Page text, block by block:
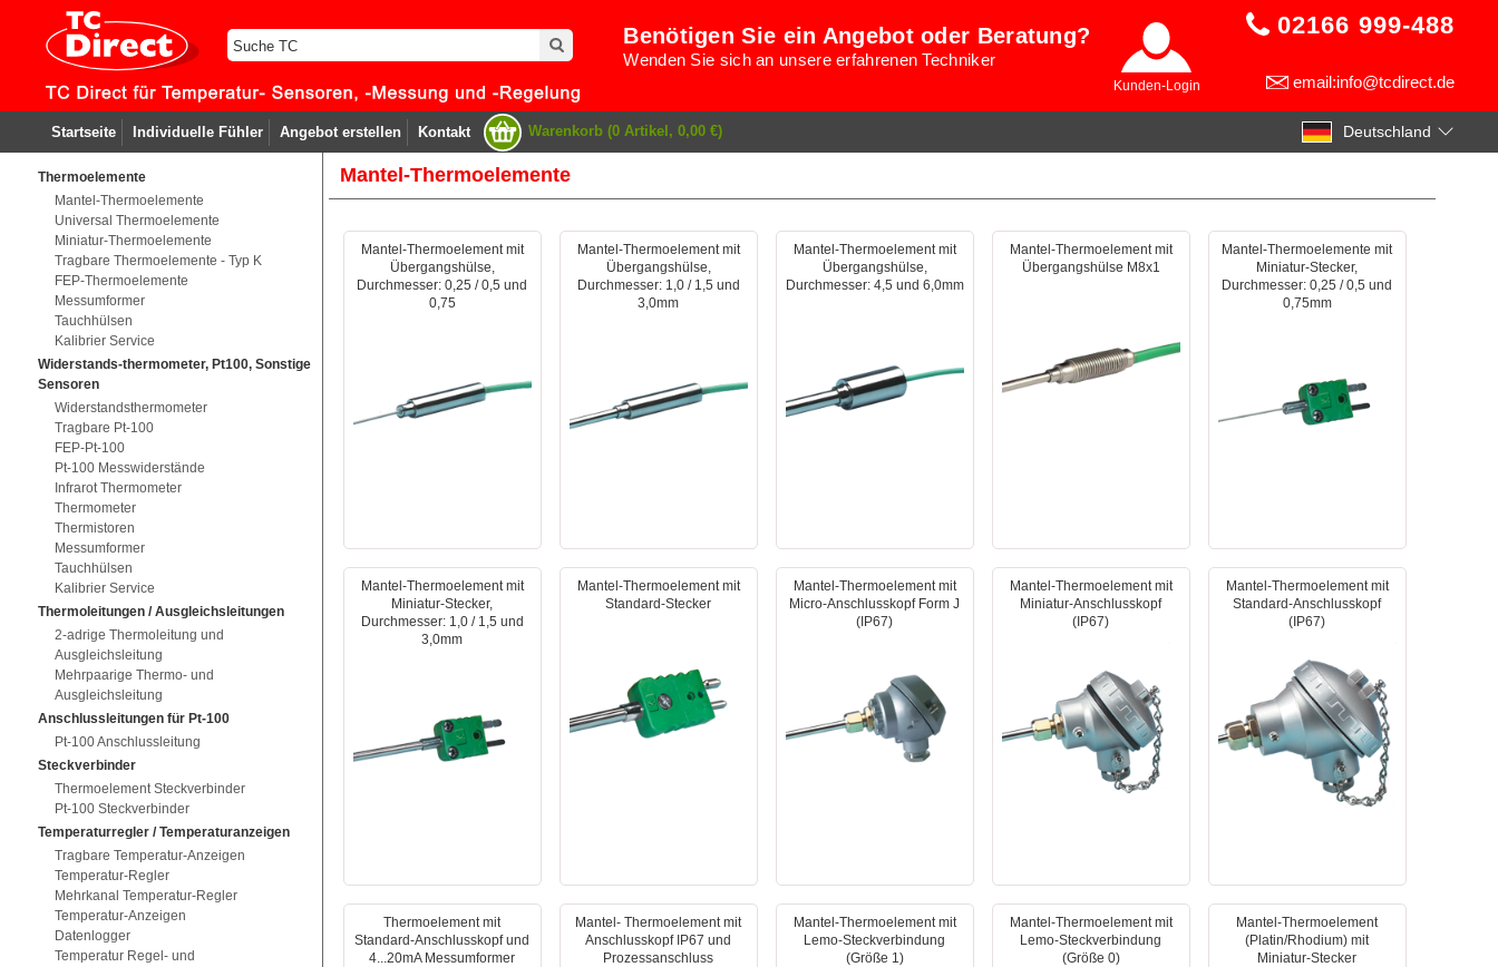
Deutschland
02166 999-488
email:info@tcdirect.de
Kunden-Login
Benötigen Sie ein Angebot oder Beratung?
Wenden Sie sich an unsere erfahrenen Techniker
Startseite Individuelle Fühler Angebot erstellen Kontakt Warenkorb (0 Artikel, 0,00 €)
Thermoelemente
Mantel-Thermoelemente
Universal Thermoelemente
Miniatur-Thermoelemente
Tragbare Thermoelemente - Typ K
FEP-Thermoelemente
Messumformer
Tauchhülsen
Kalibrier Service
Widerstands-thermometer, Pt100, Sonstige
Sensoren
Widerstandsthermometer
Tragbare Pt-100
FEP-Pt-100
Pt-100 Messwiderstände
Infrarot Thermometer
Thermometer
Thermistoren
Messumformer
Tauchhülsen
Kalibrier Service
Thermoleitungen / Ausgleichsleitungen
2-adrige Thermoleitung und
Ausgleichsleitung
Mehrpaarige Thermo- und
Ausgleichsleitung
Anschlussleitungen für Pt-100
Pt-100 Anschlussleitung
Steckverbinder
Thermoelement Steckverbinder
Pt-100 Steckverbinder
Temperaturregler / Temperaturanzeigen
Tragbare Temperatur-Anzeigen
Temperatur-Regler
Mehrkanal Temperatur-Regler
Temperatur-Anzeigen
Datenlogger
Temperatur Regel- und
Mantel-Thermoelemente
Mantel-Thermoelement mit
Übergangshülse,
Durchmesser: 0,25 / 0,5 und
0,75
Mantel-Thermoelement mit
Übergangshülse,
Durchmesser: 1,0 / 1,5 und
3,0mm
Mantel-Thermoelement mit
Übergangshülse,
Durchmesser: 4,5 und 6,0mm
Mantel-Thermoelement mit
Übergangshülse M8x1
Mantel-Thermoelemente mit
Miniatur-Stecker,
Durchmesser: 0,25 / 0,5 und
0,75mm
Mantel-Thermoelement mit
Miniatur-Stecker,
Durchmesser: 1,0 / 1,5 und
3,0mm
Mantel-Thermoelement mit
Standard-Stecker
Mantel-Thermoelement mit
Micro-Anschlusskopf Form J
(IP67)
Mantel-Thermoelement mit
Miniatur-Anschlusskopf
(IP67)
Mantel-Thermoelement mit
Standard-Anschlusskopf
(IP67)
Thermoelement mit
Standard-Anschlusskopf und
4...20mA Messumformer
Mantel- Thermoelement mit
Anschlusskopf IP67 und
Prozessanschluss
Mantel-Thermoelement mit
Lemo-Steckverbindung
(Größe 1)
Mantel-Thermoelement mit
Lemo-Steckverbindung
(Größe 0)
Mantel-Thermoelement
(Platin/Rhodium) mit
Miniatur-Stecker